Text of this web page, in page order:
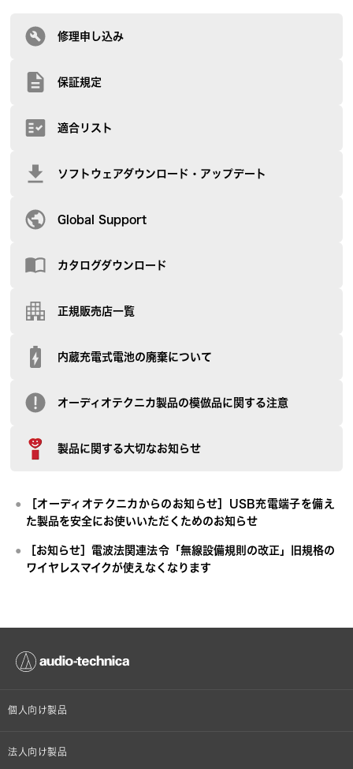
修理申し込み
保証規定
適合リスト
ソフトウェアダウンロード・アップデート
Global Support
カタログダウンロード
正規販売店一覧
内蔵充電式電池の廃棄について
オーディオテクニカ製品の模倣品に関する注意
製品に関する大切なお知らせ
［オーディオテクニカからのお知らせ］USB充電端子を備え
た製品を安全にお使いいただくためのお知らせ
［お知らせ］電波法関連法令「無線設備規則の改正」旧規格の
ワイヤレスマイクが使えなくなります
個人向け製品
オンラインストア限定
法人向け製品